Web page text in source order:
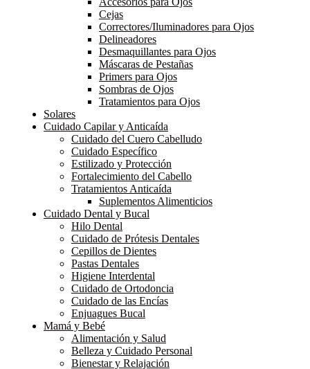
Cejas
Correctores/Iluminadores para Ojos
Delineadores
Desmaquillantes para Ojos
Máscaras de Pestañas
Primers para Ojos
Sombras de Ojos
Tratamientos para Ojos
Solares
Cuidado Capilar y Anticaída
Cuidado del Cuero Cabelludo
Cuidado Específico
Estilizado y Protección
Fortalecimiento del Cabello
Tratamientos Anticaída
Suplementos Alimenticios
Cuidado Dental y Bucal
Hilo Dental
Cuidado de Prótesis Dentales
Cepillos de Dientes
Pastas Dentales
Higiene Interdental
Cuidado de Ortodoncia
Cuidado de las Encías
Enjuagues Bucal
Mamá y Bebé
Alimentación y Salud
Belleza y Cuidado Personal
Bienestar y Relajación